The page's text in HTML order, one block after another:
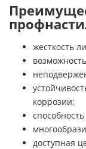
жесткость
коррозии;
доступная